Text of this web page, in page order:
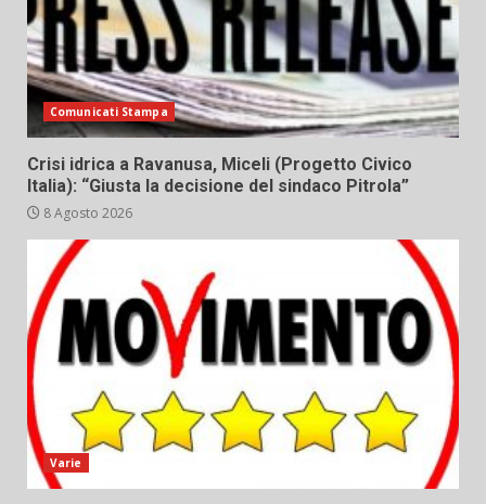
Comunicati Stampa
Crisi idrica a Ravanusa, Miceli (Progetto Civico
Italia): “Giusta la decisione del sindaco Pitrola”
8 Agosto 2026
Varie